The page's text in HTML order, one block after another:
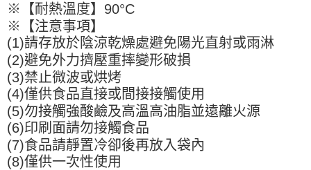
【「AFTEE先享後付」結帳流程】
１．於結帳方式選擇「AFTEE先享後付」後，將跳轉至「AFTEE先享後付」
結帳頁面，進行簡訊認證並確認金額後，即可完成結帳。
２．訂單成立數日內，您將收到繳費通知簡訊。
３．收到繳費通知簡訊後14天內，點擊此簡訊中的連結，可透過四大超商／
ATM／網路銀行／等多元方式進行付款，方視為交易完成。
※ 請注意：結帳手續完成當下不需立刻繳費，但若您需要取消訂單，請聯絡
購買商品的店家。未經商家同意取消之訂單仍視為有效，需透過AFTEE先享
後付繳納相關費用。
※ 交易是否成功請以「AFTEE先享後付 」之結帳頁面顯示為準，若有關於
是否繳費成功／繳費後需取消欲退款等相關疑問，請聯繫「AFTEE先享後付
客戶支援中心」https://netprotections.freshdesk.com/support/home
kg
每筆NT$90，滿NT$990(含以上)免運費
付款後全家取貨-重量限制含紙箱10kg，請控制商品重量在9~
9.5kg
每筆NT$90，滿NT$990(含以上)免運費
7-11取貨付款-重量限制含紙箱10kg，請控制商品重量在9~9.5
kg
每筆NT$90，滿NT$990(含以上)免運費
※【耐熱溫度】90°C
※【注意事項】
(1)請存放於陰涼乾燥處避免陽光直射或雨淋
(2)避免外力擠壓重摔變形破損
(3)禁止微波或烘烤
(4)僅供食品直接或間接接觸使用
(5)勿接觸強酸鹼及高溫高油脂並遠離火源
(6)印刷面請勿接觸食品
(7)食品請靜置冷卻後再放入袋內
(8)僅供一次性使用